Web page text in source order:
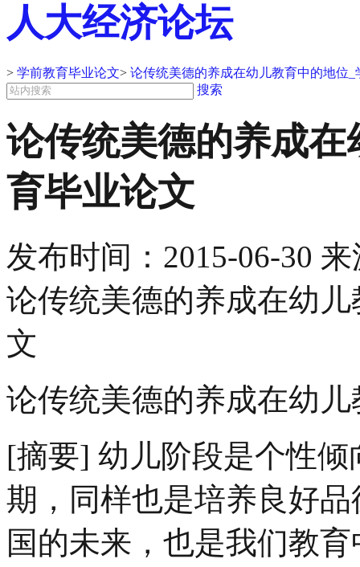
人大经济论坛
> 学前教育毕业论文> 论传统美德的养成在幼儿教育中的地位_
搜索
论传统美德的养成
育毕业论文
发布时间： 2015-06-30 来
论传统美德的养成在幼
文
论传统美德的养成在幼
[摘要] 幼儿阶段是个性
期，同样也是培养良好
国的未来，也是我们教